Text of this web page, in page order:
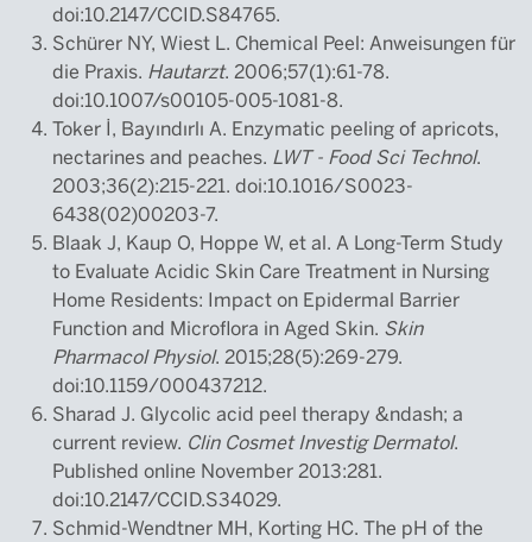
doi:10.2147/CCID.S84765.
Schürer NY, Wiest L. Chemical Peel: Anweisungen für
die Praxis. Hautarzt. 2006;57(1):61-78.
doi:10.1007/s00105-005-1081-8.
Toker İ, Bayιndιrlι A. Enzymatic peeling of apricots,
nectarines and peaches. LWT - Food Sci Technol.
2003;36(2):215-221. doi:10.1016/S0023-
6438(02)00203-7.
Blaak J, Kaup O, Hoppe W, et al. A Long-Term Study
to Evaluate Acidic Skin Care Treatment in Nursing
Home Residents: Impact on Epidermal Barrier
Function and Microflora in Aged Skin. Skin
Pharmacol Physiol. 2015;28(5):269-279.
doi:10.1159/000437212.
Sharad J. Glycolic acid peel therapy &ndash; a
current review. Clin Cosmet Investig Dermatol.
Published online November 2013:281.
doi:10.2147/CCID.S34029.
Schmid-Wendtner MH, Korting HC. The pH of the